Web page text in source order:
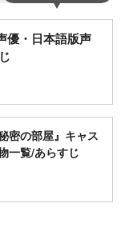
優・日本語版声
密の部屋』キャス
一覧/あらすじ